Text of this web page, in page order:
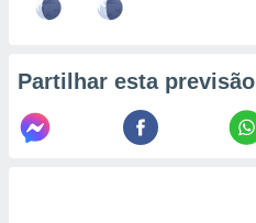
Partilhar esta previsão